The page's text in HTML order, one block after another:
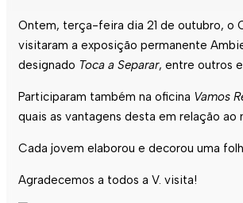
Ontem, terça-feira dia 21 de outubro, o
visitaram a exposição permanente
designado Toca a Separar, entre outros
Participaram também na oficina Vamos
quais as vantagens desta em relação ao
Cada jovem elaborou e decorou uma
Agradecemos a todos a V. visita!